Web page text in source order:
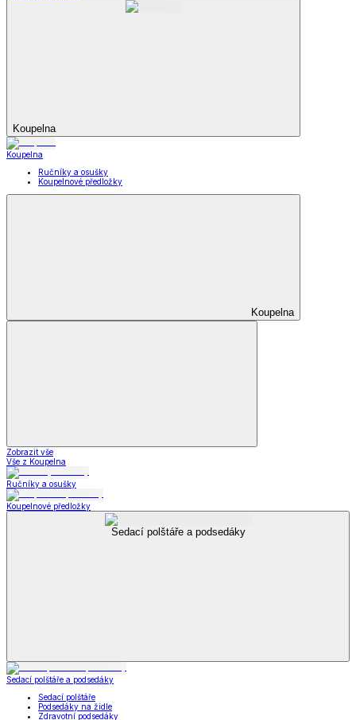
Koupelna
Koupelna
Ručníky a osušky
Koupelnové předložky
Koupelna
Zobrazit vše
Vše z Koupelna
Ručníky a osušky
Koupelnové předložky
Sedací polštáře a podsedáky
Sedací polštáře a podsedáky
Sedací polštáře
Podsedáky na židle
Zdravotní podsedáky